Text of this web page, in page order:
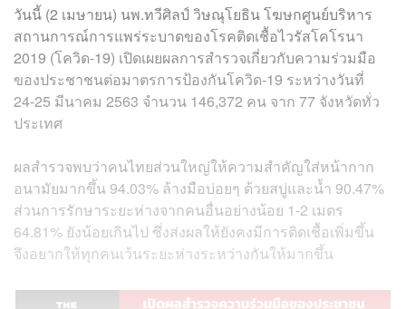
วันนี้ (2 เมษายน) นพ.ทวีศิลป์ วิษณุโยธิน โฆษกศูนย์บริหาร
สถานการณ์การแพร่ระบาดของโรคติดเชื้อไวรัสโคโรนา
2019 (โควิด-19) เปิดเผยผลการสำรวจเกี่ยวกับความร่วมมือ
ของประชาชนต่อมาตรการป้องกันโควิด-19 ระหว่างวันที่
24-25 มีนาคม 2563 จำนวน 146,372 คน จาก 77 จังหวัดทั่ว
ประเทศ
ผลสำรวจพบว่าคนไทยส่วนใหญ่ให้ความสำคัญใส่หน้ากาก
อนามัยมากขึ้น 94.03% ล้างมือบ่อยๆ ด้วยสบู่และน้ำ 90.47%
ส่วนการรักษาระยะห่างจากคนอื่นอย่างน้อย 1-2 เมตร
64.81% ยังน้อยเกินไป ซึ่งส่งผลให้ยังคงมีการติดเชื้อเพิ่มขึ้น
จึงอยากให้ทุกคนเว้นระยะห่างระหว่างกันให้มากขึ้น